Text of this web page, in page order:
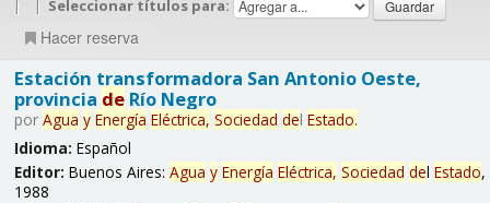
| | Seleccionar títulos para:
Hacer reserva
Estación transformadora San Antonio Oeste,
provincia deRío Negro
por Agua y Energía Eléctrica, Sociedad del Estado.
Idioma: Español
Editor: Buenos Aires: Agua y Energía Eléctrica, Sociedad del Estado,
1988